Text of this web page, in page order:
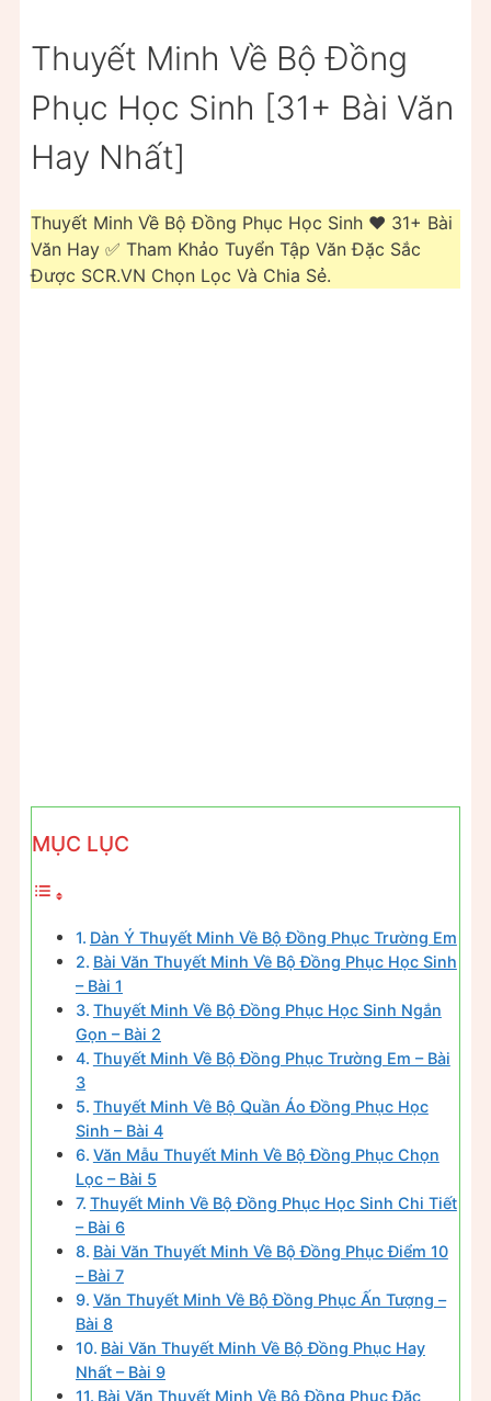
Thuyết Minh Về Bộ Đồng
Phục Học Sinh [31+ Bài Văn
Hay Nhất]
Thuyết Minh Về Bộ Đồng Phục Học Sinh ❤️️ 31+ Bài
Văn Hay ✅ Tham Khảo Tuyển Tập Văn Đặc Sắc
Được SCR.VN Chọn Lọc Và Chia Sẻ.
MỤC LỤC
Dàn Ý Thuyết Minh Về Bộ Đồng Phục Trường Em
Bài Văn Thuyết Minh Về Bộ Đồng Phục Học Sinh
– Bài 1
Thuyết Minh Về Bộ Đồng Phục Học Sinh Ngắn
Gọn – Bài 2
Thuyết Minh Về Bộ Đồng Phục Trường Em – Bài
3
Thuyết Minh Về Bộ Quần Áo Đồng Phục Học
Sinh – Bài 4
Văn Mẫu Thuyết Minh Về Bộ Đồng Phục Chọn
Lọc – Bài 5
Thuyết Minh Về Bộ Đồng Phục Học Sinh Chi Tiết
– Bài 6
Bài Văn Thuyết Minh Về Bộ Đồng Phục Điểm 10
– Bài 7
Văn Thuyết Minh Về Bộ Đồng Phục Ấn Tượng –
Bài 8
Bài Văn Thuyết Minh Về Bộ Đồng Phục Hay
Nhất – Bài 9
Bài Văn Thuyết Minh Về Bộ Đồng Phục Đặc